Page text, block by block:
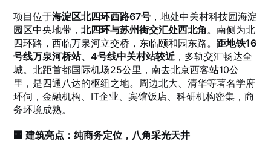
项目位于海淀区北四环西路67号 ，地处中关村科技园海淀
园区中央地带，北四环与苏州街交汇处西北角 。南侧为北
四环路，西临万泉河立交桥，东临颐和园东路。 距地铁16
号线万泉河桥站、4号线中关村站较近 ，多轨交汇畅达全
城。北距首都国际机场25公里，南去北京西客站10公
里，是四通八达的枢纽之地。周边北大、清华等著名学府
环伺，金融机构、IT企业、宾馆饭店、科研机构密集，商
务环境成熟。
🏢 建筑亮点：纯商务定位，八角采光天井